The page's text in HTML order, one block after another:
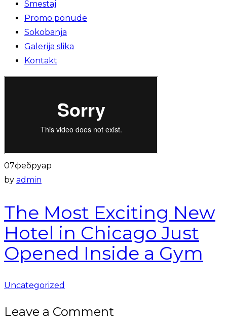
Smestaj
Promo ponude
Sokobanja
Galerija slika
Kontakt
07фебруар
by admin
The Most Exciting New
Hotel in Chicago Just
Opened Inside a Gym
Uncategorized
Leave a Comment